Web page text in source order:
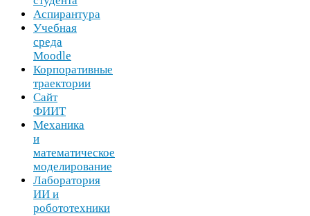
Аспирантура
Учебная
среда
Moodle
Корпоративные
траектории
Сайт
ФИИТ
Механика
и
математическое
моделирование
Лаборатория
ИИ и
робототехники